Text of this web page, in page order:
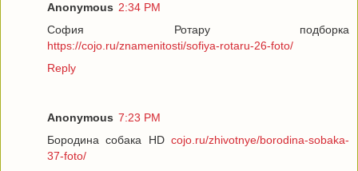
Anonymous 2:34 PM
София Ротару подборка
https://cojo.ru/znamenitosti/sofiya-rotaru-26-foto/
Reply
Anonymous 7:23 PM
Бородина собака HD cojo.ru/zhivotnye/borodina-sobaka-
37-foto/